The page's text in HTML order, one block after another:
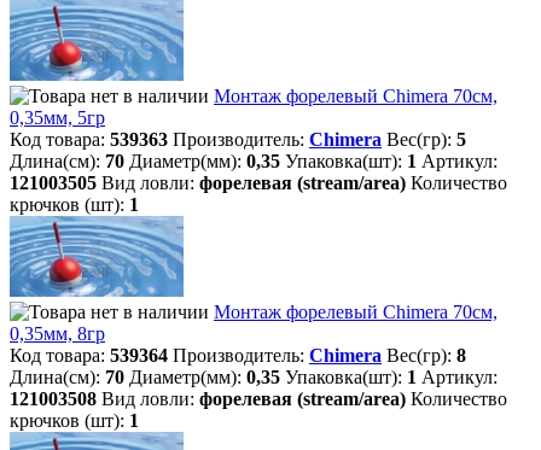
Монтаж форелевый Chimera 70см,
0,35мм, 5гр
Код товара: 539363 Производитель: Chimera Вес(гр): 5
Длина(см): 70 Диаметр(мм): 0,35 Упаковка(шт): 1 Артикул:
121003505 Вид ловли: форелевая (stream/area) Количество
крючков (шт): 1
Монтаж форелевый Chimera 70см,
0,35мм, 8гр
Код товара: 539364 Производитель: Chimera Вес(гр): 8
Длина(см): 70 Диаметр(мм): 0,35 Упаковка(шт): 1 Артикул:
121003508 Вид ловли: форелевая (stream/area) Количество
крючков (шт): 1